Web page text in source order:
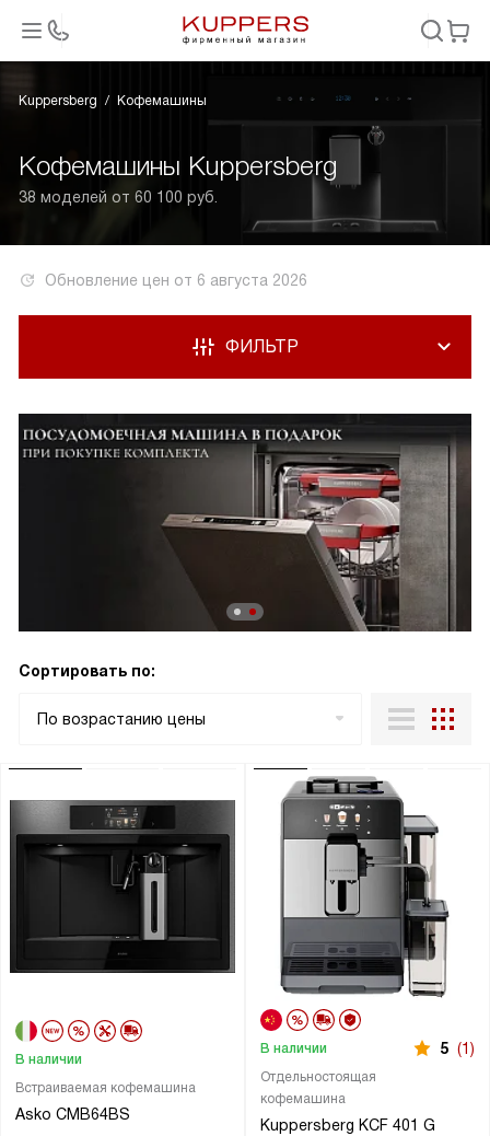
Kuppersberg Кофемашины
Кофемашины Kuppersberg
38 моделей от 60 100 руб.
Обновление цен от 6 августа 2026
ФИЛЬТР
Сортировать по:
По возрастанию цены
Встраиваемая кофемашина
Asko CMB64BS
В наличии
Отдельностоящая
кофемашина
Kuppersberg KCF 401 G
В наличии 5 (1)